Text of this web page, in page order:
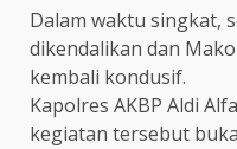
Dalam waktu singkat,
dikendalikan dan
kembali kondusif.
Kapolres AKBP Aldi
kegiatan tersebut